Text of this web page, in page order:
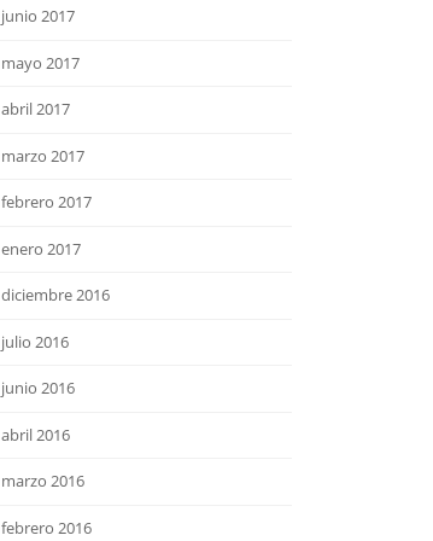
junio 2017
mayo 2017
abril 2017
marzo 2017
febrero 2017
enero 2017
diciembre 2016
julio 2016
junio 2016
abril 2016
marzo 2016
febrero 2016